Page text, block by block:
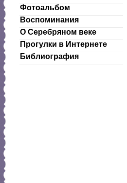
Фотоальбом
Воспоминания
О Серебряном веке
Прогулки в Интернете
Библиография